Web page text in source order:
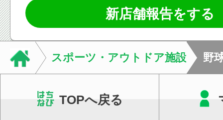
新店舗報告をする
スポーツ・アウトドア施設 野
TOPへ戻る